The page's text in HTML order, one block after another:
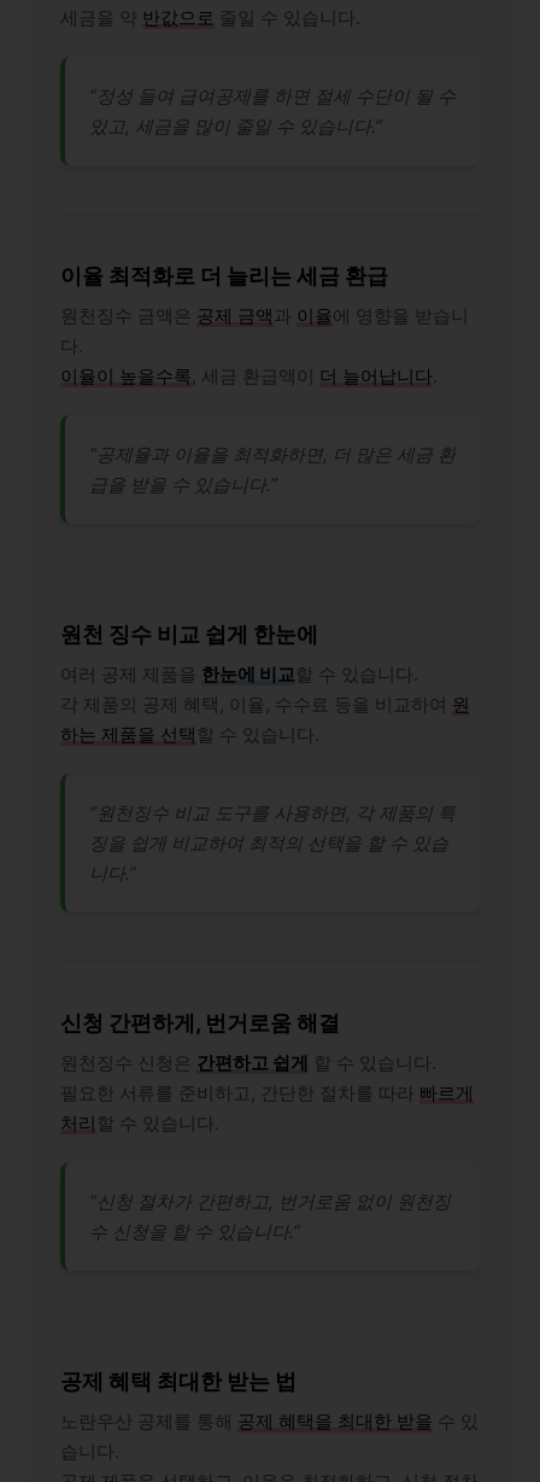
세금을 약 반값으로 줄일 수 있습니다.
“정성 들여 급여공제를 하면 절세 수단이 될 수
있고, 세금을 많이 줄일 수 있습니다.”
이율 최적화로 더 늘리는 세금 환급
원천징수 금액은 공제 금액과 이율에 영향을 받습니
다.
이율이 높을수록 , 세금 환급액이 더 늘어납니다
“공제율과 이율을 최적화하면, 더 많은 세금 환
급을 받을 수 있습니다.”
원천 징수 비교 쉽게 한눈에
여러 공제 제품을 한눈에 비교 할 수 있습니다.
각 제품의 공제 혜택, 이율, 수수료 등을 비교하여 원
하는 제품을 선택 할 수 있습니다.
“원천징수 비교 도구를 사용하면, 각 제품의 특
징을 쉽게 비교하여 최적의 선택을 할 수 있습
니다.”
신청 간편하게, 번거로움 해결
원천징수 신청은 간편하고 쉽게 할 수 있습니다.
필요한 서류를 준비하고, 간단한 절차를 따라 빠르게
처리 할 수 있습니다.
“신청 절차가 간편하고, 번거로움 없이 원천징
수 신청을 할 수 있습니다.”
공제 혜택 최대한 받는 법
노란우산 공제를 통해 공제 혜택을 최대한 받을 수 있
습니다.